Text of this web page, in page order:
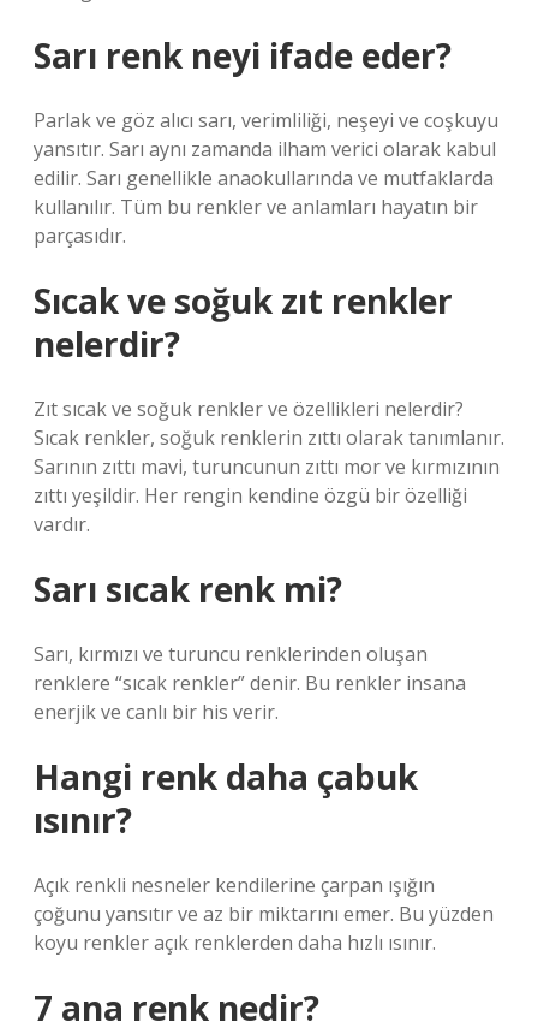
Sarı renk neyi ifade eder?
Parlak ve göz alıcı sarı, verimliliği, neşeyi ve coşkuyu
yansıtır. Sarı aynı zamanda ilham verici olarak kabul
edilir. Sarı genellikle anaokullarında ve mutfaklarda
kullanılır. Tüm bu renkler ve anlamları hayatın bir
parçasıdır.
Sıcak ve soğuk zıt renkler
nelerdir?
Zıt sıcak ve soğuk renkler ve özellikleri nelerdir?
Sıcak renkler, soğuk renklerin zıttı olarak tanımlanır.
Sarının zıttı mavi, turuncunun zıttı mor ve kırmızının
zıttı yeşildir. Her rengin kendine özgü bir özelliği
vardır.
Sarı sıcak renk mi?
Sarı, kırmızı ve turuncu renklerinden oluşan
renklere “sıcak renkler” denir. Bu renkler insana
enerjik ve canlı bir his verir.
Hangi renk daha çabuk
ısınır?
Açık renkli nesneler kendilerine çarpan ışığın
çoğunu yansıtır ve az bir miktarını emer. Bu yüzden
koyu renkler açık renklerden daha hızlı ısınır.
7 ana renk nedir?